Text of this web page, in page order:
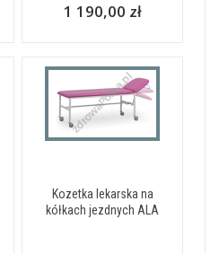
1 190,00 zł
Kozetka lekarska na
kółkach jezdnych ALA